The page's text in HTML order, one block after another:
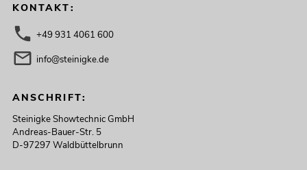
KONTAKT:
+49 931 4061 600
info@steinigke.de
ANSCHRIFT:
Steinigke Showtechnic GmbH
Andreas-Bauer-Str. 5
D-97297 Waldbüttelbrunn